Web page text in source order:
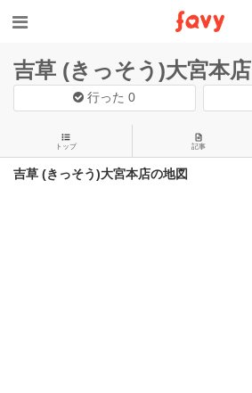
吉草 (きっそう)大宮本店
行った0
トップ 記事
吉草 (きっそう)大宮本店の地図